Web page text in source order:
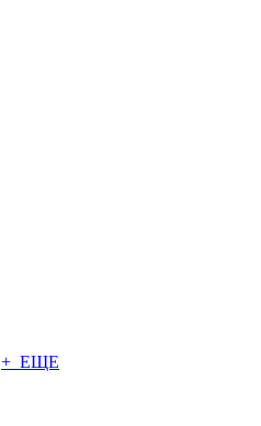
+ ЕЩЕ